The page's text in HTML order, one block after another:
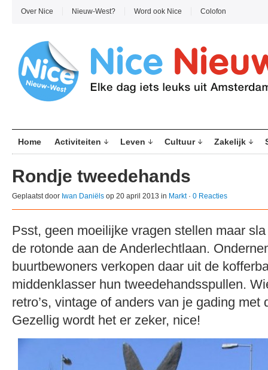
Over Nice Nieuw-West? Word ook Nice Colofon
Home Activiteiten Leven Cultuur Zakelijk
Rondje tweedehands
Geplaatst door Iwan Daniëls op 20 april 2013 in Markt· 0 Reacties
Psst, geen moeilijke vragen stellen maar
de rotonde aan de Anderlechtlaan.
buurtbewoners verkopen daar uit de
middenklasser hun tweedehandsspullen.
retro’s, vintage of anders van je gading met
Gezellig wordt het er zeker, nice!